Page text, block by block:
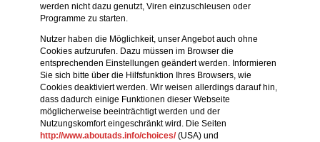
werden nicht dazu genutzt, Viren einzuschleusen oder
Programme zu starten.
Nutzer haben die Möglichkeit, unser Angebot auch ohne
Cookies aufzurufen. Dazu müssen im Browser die
entsprechenden Einstellungen geändert werden. Informieren
Sie sich bitte über die Hilfsfunktion Ihres Browsers, wie
Cookies deaktiviert werden. Wir weisen allerdings darauf hin,
dass dadurch einige Funktionen dieser Webseite
möglicherweise beeinträchtigt werden und der
Nutzungskomfort eingeschränkt wird. Die Seiten
http://www.aboutads.info/choices/(USA) und